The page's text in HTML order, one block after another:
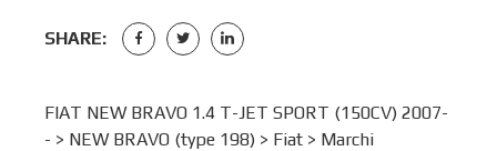
SHARE:
FIAT NEW BRAVO 1.4 T-JET SPORT (150CV) 2007-
- > NEW BRAVO (type 198) > Fiat > Marchi